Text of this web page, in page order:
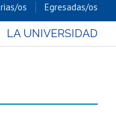
os Egresadas/os
LA UNIVERSIDAD